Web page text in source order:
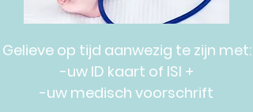
Gelieve op tijd aanwezig te zijn met:
-uw ID kaart of ISI +
-uw medisch voorschrift